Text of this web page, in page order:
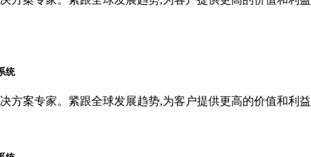
方案专家。紧跟全球发展趋势,为客户提供更高的价值和利益